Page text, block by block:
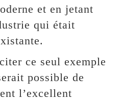
et en jetant
qui était
ce seul exemple
possible de
l’excellent